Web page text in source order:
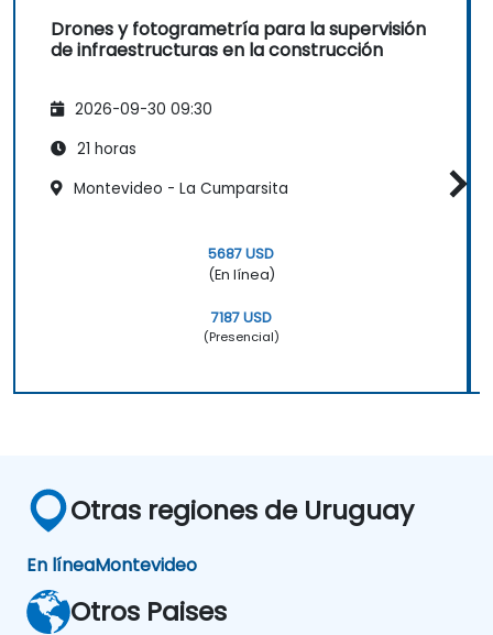
Drones y fotogrametría para la supervisión
de infraestructuras en la construcción
2026-09-30 09:30
21 horas
Montevideo - La Cumparsita
5687 USD
(En línea)
7187 USD
(Presencial)
Otras regiones de Uruguay
En líneaMontevideo
Otros Paises